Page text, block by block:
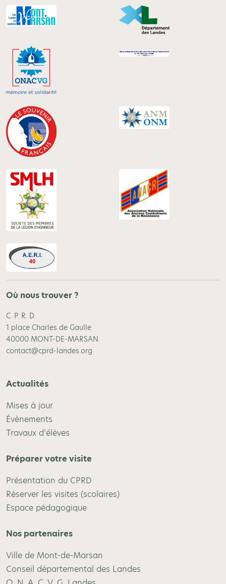
Où nous trouver ?
C. P. R. D.
1 place Charles de Gaulle
40000 MONT-DE-MARSAN
contact@cprd-landes.org
Actualités
Mises à jour
Évènements
Travaux d’élèves
Préparer votre visite
Présentation du CPRD
Réserver les visites (scolaires)
Espace pédagogique
Nos partenaires
Ville de Mont-de-Marsan
Conseil départemental des Landes